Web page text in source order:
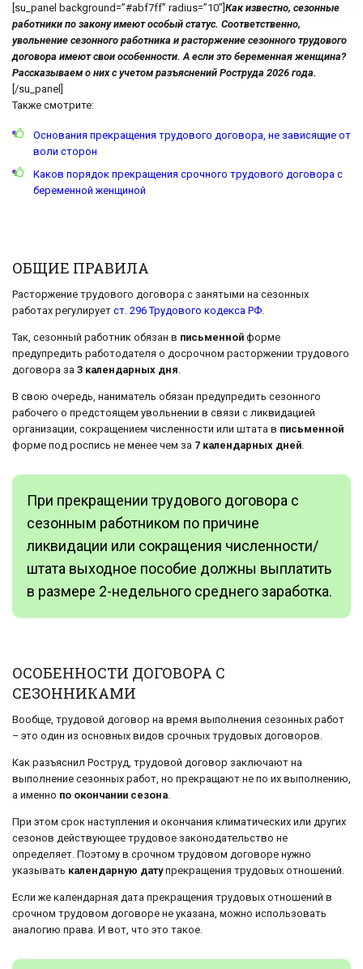
[su_panel background=”#abf7ff” radius=”10″] Как известно, сезонные
работники по закону имеют особый статус. Соответственно,
увольнение сезонного работника и расторжение сезонного трудового
договора имеют свои особенности. А если это беременная женщина?
Рассказываем о них с учетом разъяснений Роструда 2026 года.
[/su_panel]
Также смотрите:
Основания прекращения трудового договора, не зависящие от
воли сторон
Каков порядок прекращения срочного трудового договора с
беременной женщиной
ОБЩИЕ ПРАВИЛА
Расторжение трудового договора с занятыми на сезонных
работах регулирует ст. 296 Трудового кодекса РФ.
Так, сезонный работник обязан в письменной форме
предупредить работодателя о досрочном расторжении трудового
договора за 3 календарных дня.
В свою очередь, наниматель обязан предупредить сезонного
рабочего о предстоящем увольнении в связи с ликвидацией
организации, сокращением численности или штата в письменной
форме под роспись не менее чем за 7 календарных дней.
При прекращении трудового договора с
сезонным работником по причине
ликвидации или сокращения численности/
штата выходное пособие должны выплатить
в размере 2-недельного среднего заработка.
ОСОБЕННОСТИ ДОГОВОРА С
СЕЗОННИКАМИ
Вообще, трудовой договор на время выполнения сезонных работ
– это один из основных видов срочных трудовых договоров.
Как разъяснил Роструд, трудовой договор заключают на
выполнение сезонных работ, но прекращают не по их выполнению,
а именно по окончании сезона
При этом срок наступления и окончания климатических или других
сезонов действующее трудовое законодательство не
определяет. Поэтому в срочном трудовом договоре нужно
указывать календарную датупрекращения трудовых отношений.
Если же календарная дата прекращения трудовых отношений в
срочном трудовом договоре не указана, можно использовать
аналогию права. И вот, что это такое.